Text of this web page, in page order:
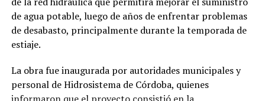
Al evento acudieron el alcalde de Córdoba, Manuel
Alonso Cerezo; la síndica única, Irene Sedas González;
integrantes del Cabildo, así como la directora del DIF
Municipal, Luz del Carmen Lezama Rodríguez, y la
coordinadora de Bienestar Social, Dennis Araceli Lira
Tosqui.
de agua potable, luego de años de enfrentar problemas
de desabasto, principalmente durante la temporada de
estiaje.
La obra fue inaugurada por autoridades municipales y
personal de Hidrosistema de Córdoba, quienes